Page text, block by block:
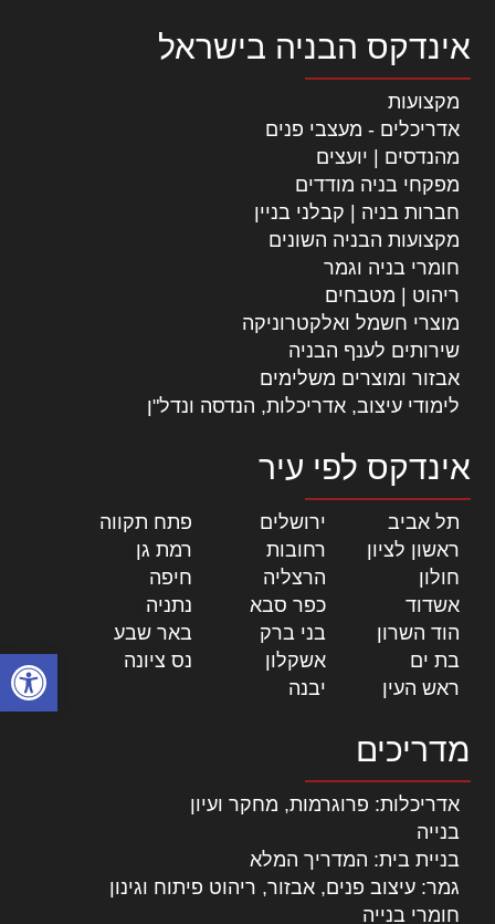
פתח
אינדקס הבניה בישראל
מקצועות
אדריכלים - מעצבי פנים
מהנדסים | יועצים
מפקחי בניה מודדים
חברות בניה | קבלני בניין
מקצועות הבניה השונים
חומרי בניה וגמר
ריהוט | מטבחים
מוצרי חשמל ואלקטרוניקה
שירותים לענף הבניה
אבזור ומוצרים משלימים
לימודי עיצוב, אדריכלות, הנדסה ונדל"ן
אינדקס לפי עיר
תל אביב ירושלים פתח תקווה
ראשון לציון
רחובות רמת גן
חולון
הרצליה חיפה
אשדוד
כפר סבא נתניה
הוד השרון
בני ברק באר שבע
בת ים
אשקלון נס ציונה
ראש העין
יבנה
מדריכים
אדריכלות: פרוגרמות, מחקר ועיון
בנייה
בניית בית: המדריך המלא
גמר: עיצוב פנים, אבזור, ריהוט פיתוח וגינון
חומרי בנייה